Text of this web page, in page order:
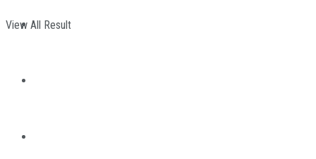
ΠΑΡΑΘΛΗΤΙΣΜΟΣ
View All Result